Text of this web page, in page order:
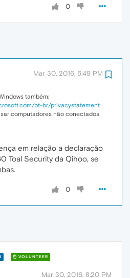
0
Mar 30, 2016, 6:49 PM
também:
pt-br/privacystatement
computadores não conectados
em relação a declaração
Toal Security da Qihoo, se
0
VOLUNTEER
Mar 30, 2016, 8:20 PM